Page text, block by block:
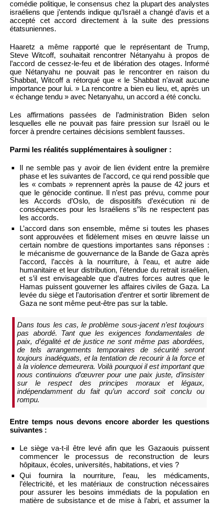
comédie politique, le consensus chez la plupart des analystes
israéliens que j’entends indique qu’Israël a changé d’avis et a
accepté cet accord directement à la suite des pressions
étatsuniennes.
Haaretz a même rapporté que le représentant de Trump,
Steve Witcoff, souhaitait rencontrer Nétanyahu à propos de
l’accord de cessez-le-feu et de libération des otages. Informé
que Nétanyahu ne pouvait pas le rencontrer en raison du
Shabbat, Witcoff a rétorqué que « le Shabbat n’avait aucune
importance pour lui. » La rencontre a bien eu lieu, et, après un
« échange tendu » avec Netanyahu, un accord a été conclu.
Les affirmations passées de l’administration Biden selon
lesquelles elle ne pouvait pas faire pression sur Israël ou le
forcer à prendre certaines décisions semblent fausses.
Parmi les réalités supplémentaires à souligner :
Il ne semble pas y avoir de lien évident entre la première
phase et les suivantes de l’accord, ce qui rend possible que
les « combats » reprennent après la pause de 42 jours et
que le génocide continue. Il n’est pas prévu, comme pour
les Accords d’Oslo, de dispositifs d’exécution ni de
conséquences pour les Israéliens s’’ils ne respectent pas
les accords.
L’accord dans son ensemble, même si toutes les phases
sont approuvées et fidèlement mises en œuvre laisse un
certain nombre de questions importantes sans réponses :
le mécanisme de gouvernance de la Bande de Gaza après
l’accord, l’accès à la nourriture, à l’eau, et autre aide
humanitaire et leur distribution, l’étendue du retrait israélien,
et s’il est envisageable que d’autres forces autres que le
Hamas puissent gouverner les affaires civiles de Gaza. La
levée du siège et l’autorisation d’entrer et sortir librement de
Gaza ne sont même peut-être pas sur la table.
Dans tous les cas, le problème sous-jacent n’est toujours
pas abordé. Tant que les exigences fondamentales de
paix, d’égalité et de justice ne sont même pas abordées,
de tels arrangements temporaires de sécurité seront
toujours inadéquats, et la tentation de recourir à la force et
à la violence demeurera. Voilà pourquoi il est important que
nous continuions d’œuvrer pour une paix juste, d’insister
sur le respect des principes moraux et légaux,
indépendamment du fait qu’un accord soit conclu ou
rompu.
Entre temps nous devons encore aborder les questions
suivantes :
Le siège va-t-il être levé afin que les Gazaouis puissent
commencer le processus de reconstruction de leurs
hôpitaux, écoles, universités, habitations, et vies ?
Qui fournira la nourriture, l’eau, les médicaments,
l’électricité, et les matériaux de construction nécessaires
pour assurer les besoins immédiats de la population en
matière de subsistance et de mise à l’abri, et assumer la